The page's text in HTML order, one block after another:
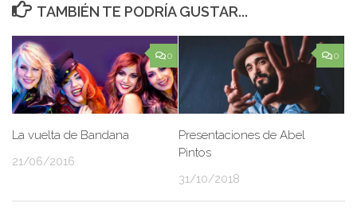
TAMBIÉN TE PODRÍA GUSTAR...
0
La vuelta de Bandana
21/06/2016
0
Presentaciones de Abel
Pintos
31/10/2018